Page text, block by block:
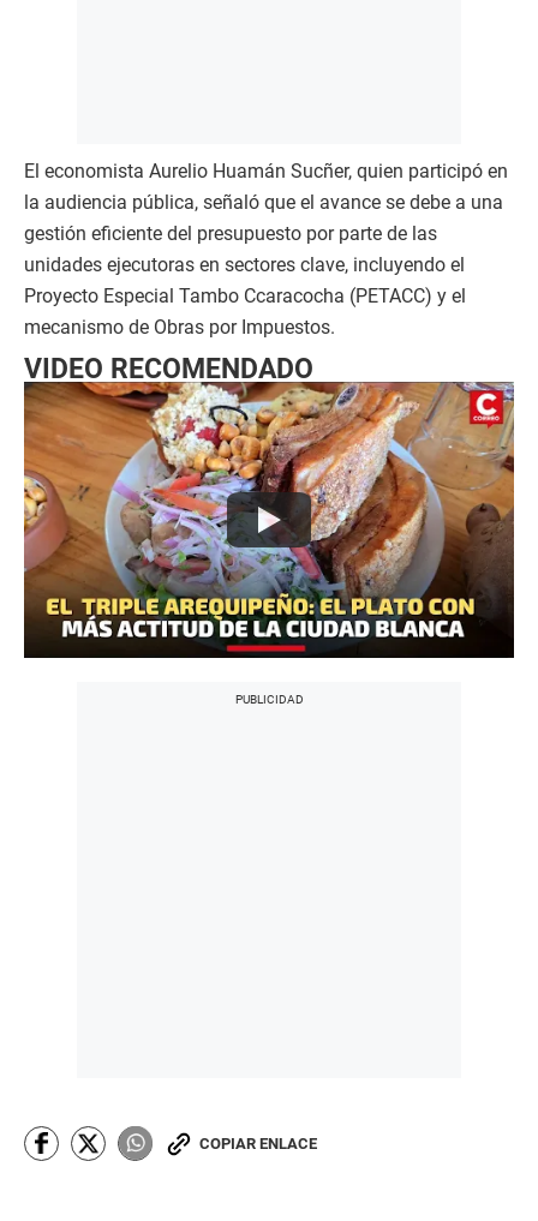
El economista Aurelio Huamán Sucñer, quien participó en
la audiencia pública, señaló que el avance se debe a una
gestión eficiente del presupuesto por parte de las
unidades ejecutoras en sectores clave, incluyendo el
Proyecto Especial Tambo Ccaracocha (PETACC) y el
mecanismo de Obras por Impuestos.
VIDEO RECOMENDADO
COPIAR ENLACE